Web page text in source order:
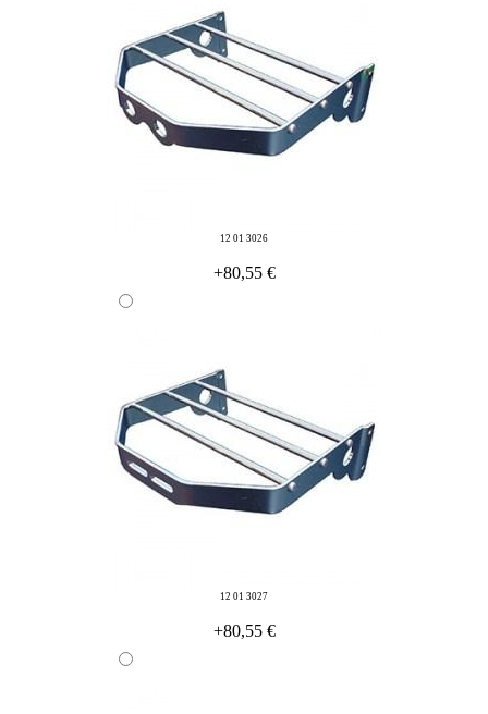
12 01 3026
+80,55 €
12 01 3027
+80,55 €